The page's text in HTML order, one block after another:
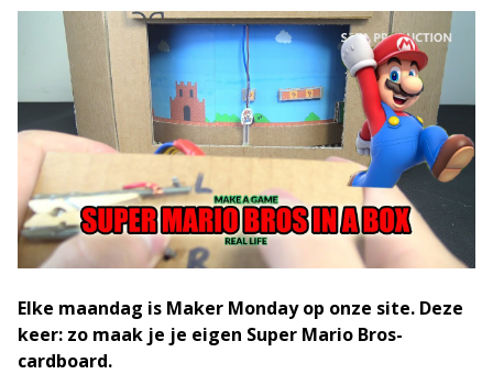
Elke maandag is Maker Monday op onze site. Deze
keer: zo maak je je eigen Super Mario Bros-
cardboard.